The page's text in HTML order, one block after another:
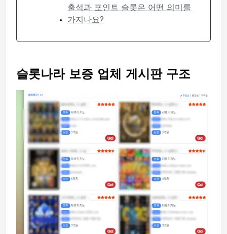
출석과 포인트 슬롯은 어떤 의미를
가지나요?
슬롯나라 보증 업체 게시판 구조